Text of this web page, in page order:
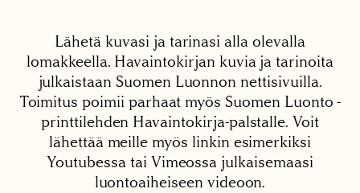
Lähetä kuvasi ja tarinasi alla olevalla
lomakkeella. Havaintokirjan kuvia ja tarinoita
julkaistaan Suomen Luonnon nettisivuilla.
Toimitus poimii parhaat myös Suomen Luonto -
printtilehden Havaintokirja-palstalle. Voit
lähettää meille myös linkin esimerkiksi
Youtubessa tai Vimeossa julkaisemaasi
luontoaiheiseen videoon.